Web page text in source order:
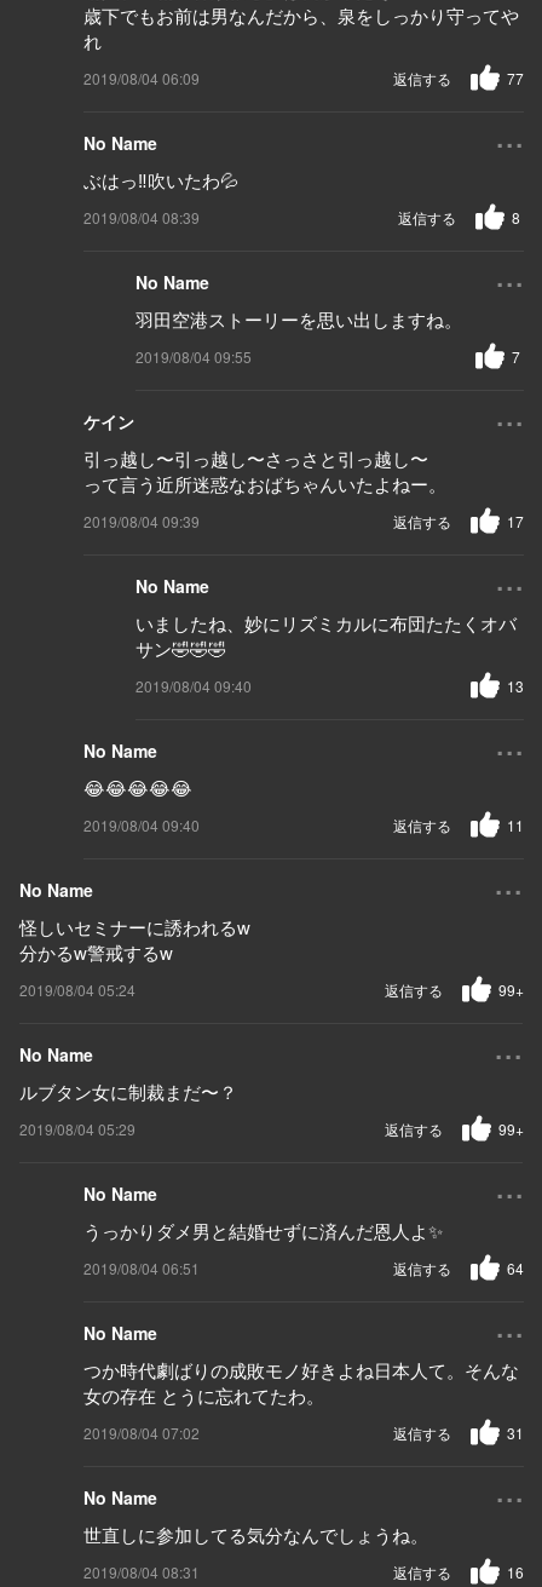
歳下でもお前は男なんだから、泉をしっかり守ってや
れ
2019/08/04 06:09 77
返信する
No Name ...
ぶはっ‼吹いたわ💦
2019/08/04 08:39 8
返信する
No Name ...
羽田空港ストーリーを思い出しますね。
2019/08/04 09:55 7
ケイン ...
引っ越し〜引っ越し〜さっさと引っ越し〜
って言う近所迷惑なおばちゃんいたよねー。
2019/08/04 09:39 17
返信する
No Name ...
いましたね、妙にリズミカルに布団たたくオバ
サン🤣🤣🤣
2019/08/04 09:40 13
No Name ...
😂😂😂😂😂
2019/08/04 09:40 11
返信する
No Name ...
怪しいセミナーに誘われるw
分かるw警戒するw
2019/08/04 05:24 99+
返信する
No Name ...
ルブタン女に制裁まだ〜？
2019/08/04 05:29 99+
返信する
No Name ...
うっかりダメ男と結婚せずに済んだ恩人よ✨
2019/08/04 06:51 64
返信する
No Name ...
つか時代劇ばりの成敗モノ好きよね日本人て。そんな
女の存在 とうに忘れてたわ。
2019/08/04 07:02 31
返信する
No Name ...
世直しに参加してる気分なんでしょうね。
2019/08/04 08:31 16
返信する